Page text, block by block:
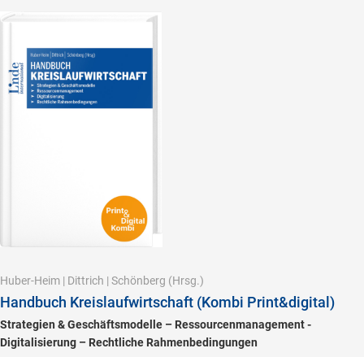
Huber-Heim | Dittrich | Schönberg (Hrsg.)
Handbuch Kreislaufwirtschaft (Kombi Print&digital)
Strategien & Geschäftsmodelle – Ressourcenmanagement -
Digitalisierung – Rechtliche Rahmenbedingungen